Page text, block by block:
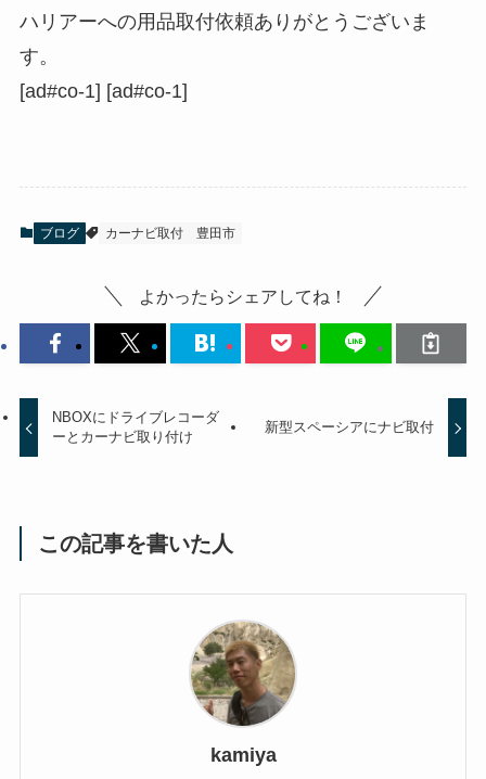
ハリアーへの用品取付依頼ありがとうございま
す。
[ad#co-1] [ad#co-1]
ブログ カーナビ取付 豊田市
よかったらシェアしてね！
NBOXにドライブレコーダ
ーとカーナビ取り付け
新型スペーシアにナビ取付
この記事を書いた人
kamiya